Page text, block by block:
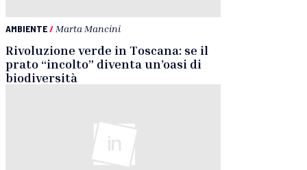
AMBIENTE/ Marta Mancini
Rivoluzione verde in Toscana: se il
prato “incolto” diventa un’oasi di
biodiversità